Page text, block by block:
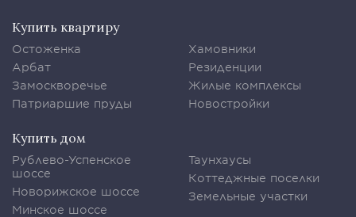
Купить квартиру
Остоженка
Арбат
Замоскворечье
Патриаршие пруды
Хамовники
Резиденции
Жилые комплексы
Новостройки
Купить дом
Рублево-Успенское
шоссе
Новорижское шоссе
Минское шоссе
Таунхаусы
Коттеджные поселки
Земельные участки